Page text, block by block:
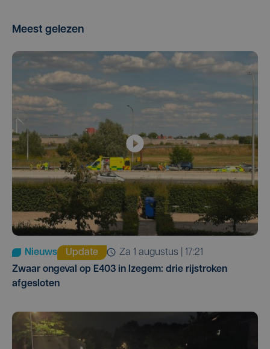
Meest gelezen
Nieuws Update
za 1 augustus | 17:21
Zwaar ongeval op E403 in Izegem: drie rijstroken
afgesloten